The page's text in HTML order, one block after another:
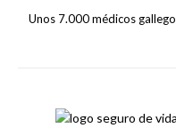
Unos 7.000 médicos